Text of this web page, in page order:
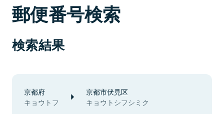
郵便番号検索
検索結果
京都府
キョウトフ
京都市伏見区
キョウトシフシミク